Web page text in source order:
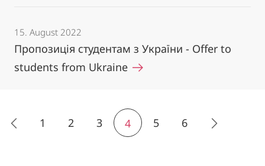
15. August 2022
Пропозиція студентам з України - Offer to
students from Ukraine
1 2 3 4 5 6